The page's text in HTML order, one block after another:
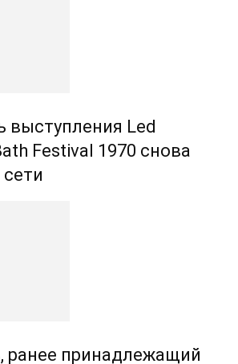
выступления Led
Festival 1970 снова
ранее принадлежащий